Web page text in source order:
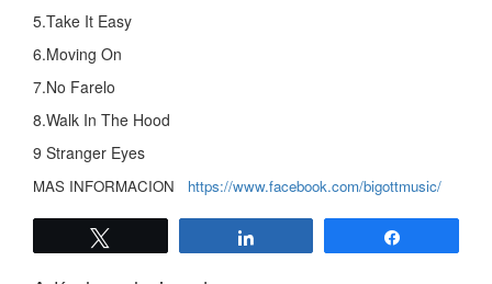
5.Take It Easy
6.Moving On
7.No Farelo
8.Walk In The Hood
9 Stranger Eyes
MAS INFORMACION https://www.facebook.com/bigottmusic/